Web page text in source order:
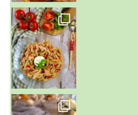
~ SALADE DE PÂTES AUX DEUX TOMATES THON ET BURRA
~ FINANCIERS MYRTILLES ET CITRON ~
Aujourd'hu